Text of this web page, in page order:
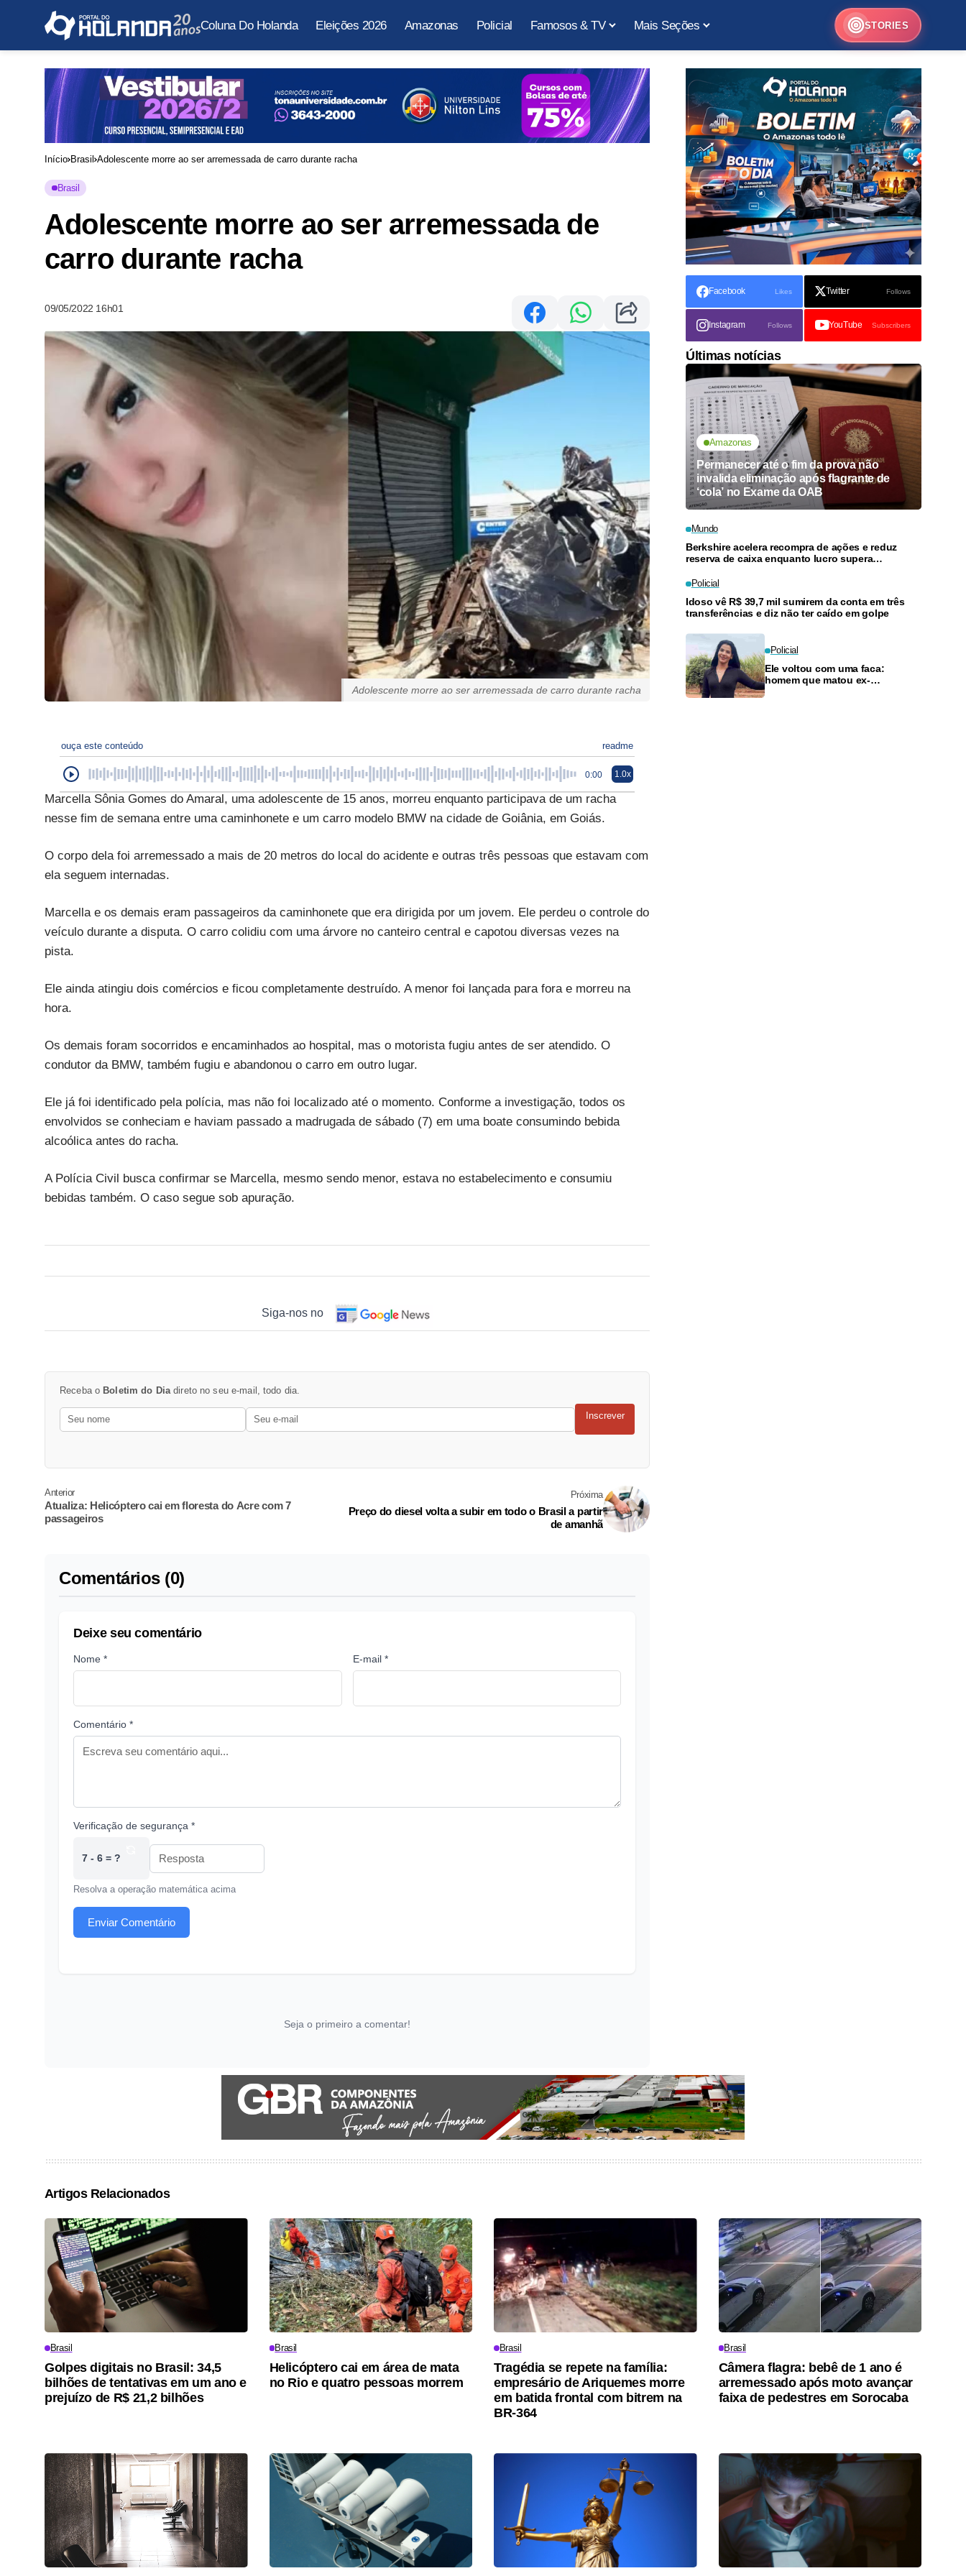
Coluna Do Holanda Eleições 2026 Amazonas Policial Famosos & TV Mais Seções STORIES
Início Brasil Adolescente morre ao ser arremessada de carro durante racha
Brasil
Adolescente morre ao ser arremessada de
carro durante racha
09/05/2022 16h01
Adolescente morre ao ser arremessada de carro durante racha
ouça este conteúdo readme
0:00 1.0x
Marcella Sônia Gomes do Amaral, uma adolescente de 15 anos, morreu enquanto participava de um racha
nesse fim de semana entre uma caminhonete e um carro modelo BMW na cidade de Goiânia, em Goiás.
O corpo dela foi arremessado a mais de 20 metros do local do acidente e outras três pessoas que estavam com
ela seguem internadas.
Marcella e os demais eram passageiros da caminhonete que era dirigida por um jovem. Ele perdeu o controle do
veículo durante a disputa. O carro colidiu com uma árvore no canteiro central e capotou diversas vezes na
pista.
Ele ainda atingiu dois comércios e ficou completamente destruído. A menor foi lançada para fora e morreu na
hora.
Os demais foram socorridos e encaminhados ao hospital, mas o motorista fugiu antes de ser atendido. O
condutor da BMW, também fugiu e abandonou o carro em outro lugar.
Ele já foi identificado pela polícia, mas não foi localizado até o momento. Conforme a investigação, todos os
envolvidos se conheciam e haviam passado a madrugada de sábado (7) em uma boate consumindo bebida
alcoólica antes do racha.
A Polícia Civil busca confirmar se Marcella, mesmo sendo menor, estava no estabelecimento e consumiu
bebidas também. O caso segue sob apuração.
Siga-nos no
Receba o Boletim do Dia direto no seu e-mail, todo dia.
Inscrever
Anterior
Atualiza: Helicóptero cai em floresta do Acre com 7
passageiros
Próxima
Preço do diesel volta a subir em todo o Brasil a partir
de amanhã
Comentários (0)
Deixe seu comentário
Nome * E-mail *
Comentário *
Verificação de segurança *
7 - 6 = ?
Resolva a operação matemática acima
Enviar Comentário
Seja o primeiro a comentar!
Facebook Likes Twitter Follows
Instagram Follows YouTube Subscribers
Últimas notícias
Amazonas
Permanecer até o fim da prova não
invalida eliminação após flagrante de
‘cola’ no Exame da OAB
Mundo
Berkshire acelera recompra de ações e reduz
reserva de caixa enquanto lucro supera
Policial
Idoso vê R$ 39,7 mil sumirem da conta em três
transferências e diz não ter caído em golpe
Policial
Ele voltou com uma faca:
homem que matou ex-
Artigos Relacionados
Brasil
Golpes digitais no Brasil: 34,5
bilhões de tentativas em um ano e
prejuízo de R$ 21,2 bilhões
Brasil
Helicóptero cai em área de mata
no Rio e quatro pessoas morrem
Brasil
Tragédia se repete na família:
empresário de Ariquemes morre
em batida frontal com bitrem na
BR-364
Brasil
Câmera flagra: bebê de 1 ano é
arremessado após moto avançar
faixa de pedestres em Sorocaba